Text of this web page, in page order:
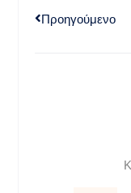
Προηγούμενο